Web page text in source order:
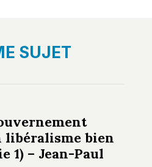
SUJET
libéralisme bien
1) – Jean-Paul